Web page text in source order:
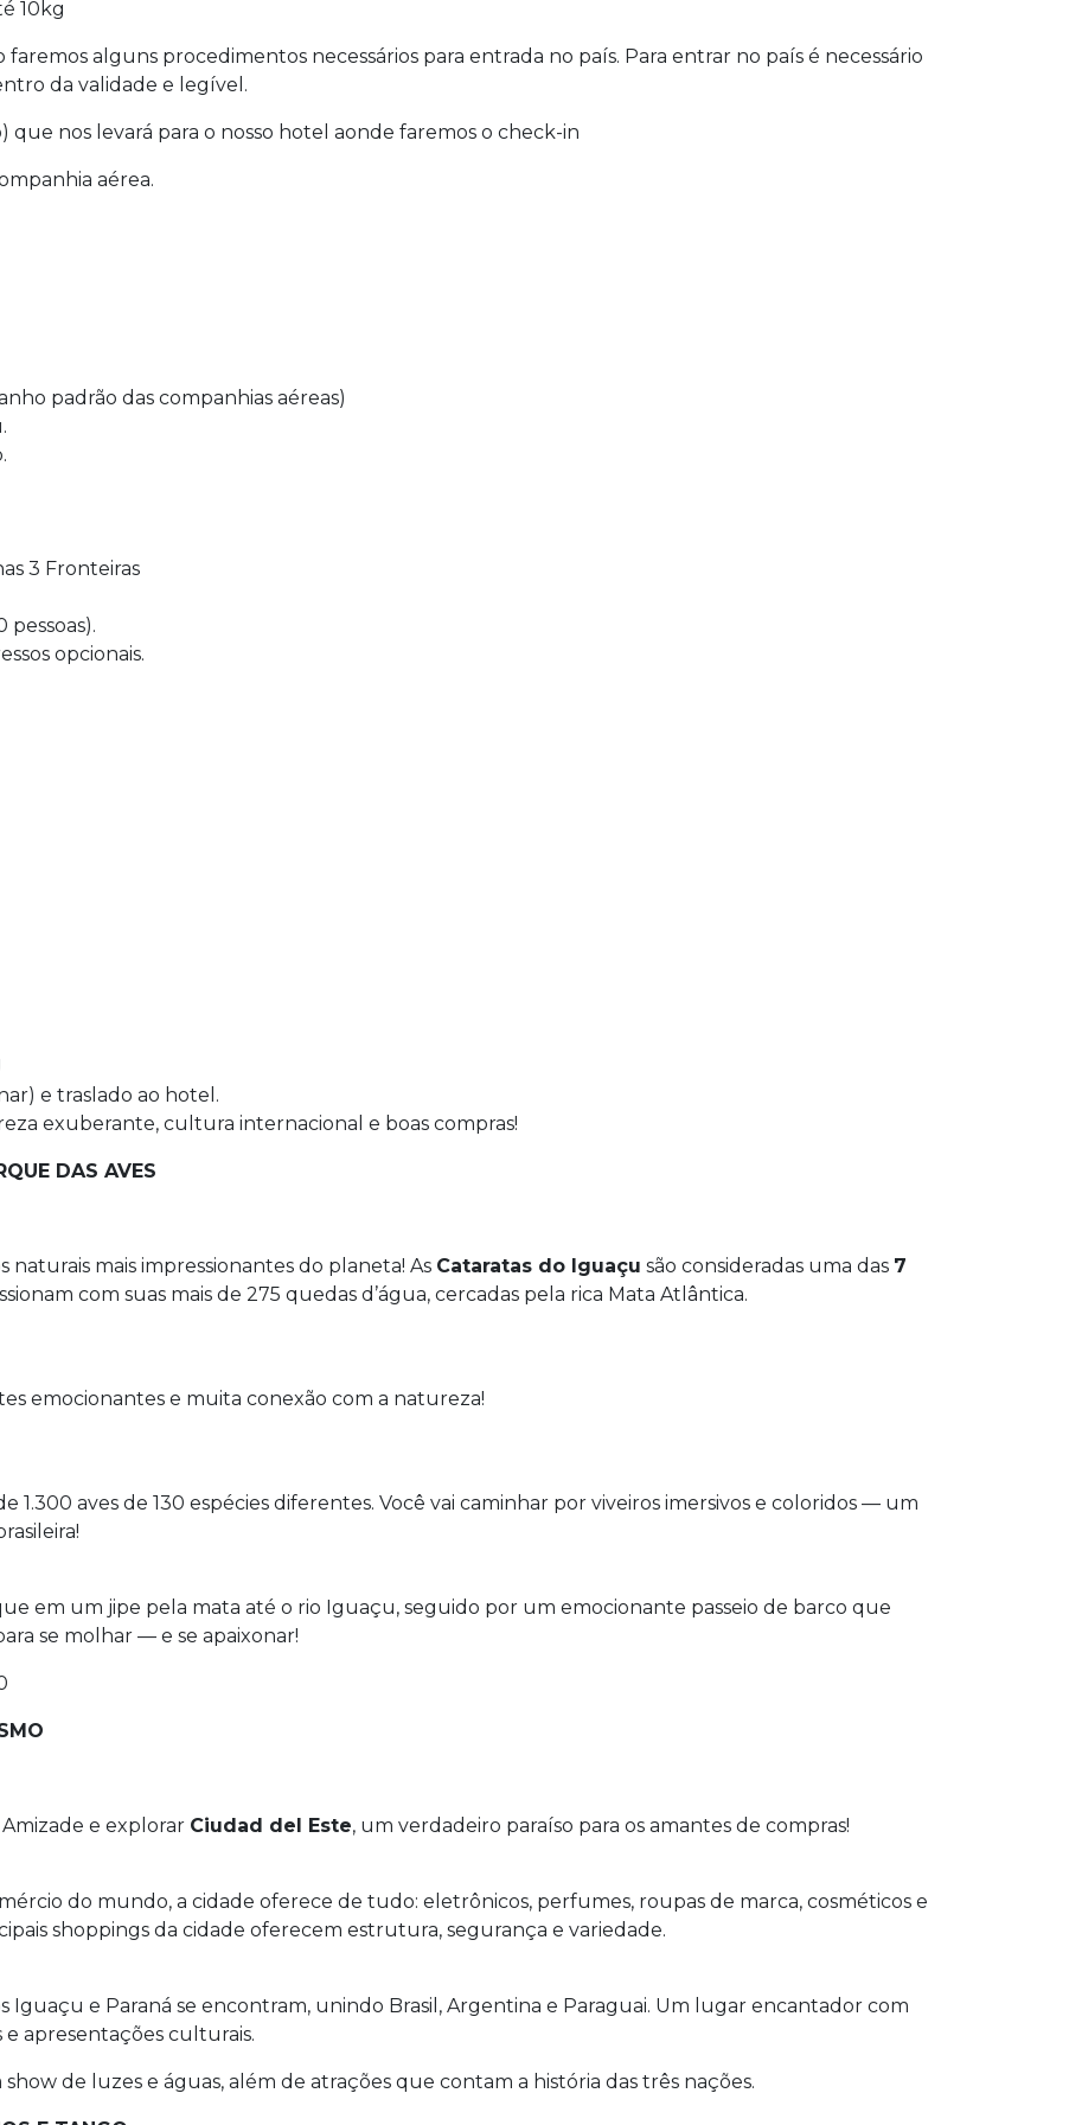
10kg
alguns procedimentos necessários para entrada no país. Para entrar no país é necessário
da validade e legível.
nos levará para o nosso hotel aonde faremos o check-in
aérea.
padrão das companhias aéreas)
3 Fronteiras
pessoas).
opcionais.
e traslado ao hotel.
exuberante, cultura internacional e boas compras!
DAS AVES
naturais mais impressionantes do planeta! As Cataratas do Iguaçu são consideradas uma das 7
com suas mais de 275 quedas d’água, cercadas pela rica Mata Atlântica.
emocionantes e muita conexão com a natureza!
1.300 aves de 130 espécies diferentes. Você vai caminhar por viveiros imersivos e coloridos — um
em um jipe pela mata até o rio Iguaçu, seguido por um emocionante passeio de barco que
se molhar — e se apaixonar!
e explorar Ciudad del Este, um verdadeiro paraíso para os amantes de compras!
do mundo, a cidade oferece de tudo: eletrônicos, perfumes, roupas de marca, cosméticos e
shoppings da cidade oferecem estrutura, segurança e variedade.
Iguaçu e Paraná se encontram, unindo Brasil, Argentina e Paraguai. Um lugar encantador com
apresentações culturais.
de luzes e águas, além de atrações que contam a história das três nações.